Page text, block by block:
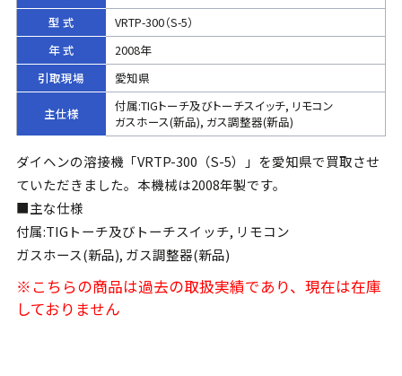
型 式
VRTP-300（S-5）
年 式
2008年
引取現場
愛知県
主仕様
付属:TIGトーチ及びトーチスイッチ, リモコン
ガスホース(新品), ガス調整器(新品)
ダイヘンの溶接機「VRTP-300（S-5）」を愛知県で買取させ
ていただきました。本機械は2008年製です。
■主な仕様
付属:TIGトーチ及びトーチスイッチ, リモコン
ガスホース(新品), ガス調整器(新品)
※こちらの商品は過去の取扱実績であり、現在は在庫
しておりません